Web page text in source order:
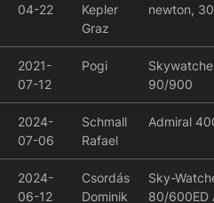
04-22
Kepler
Graz
newton,
2021-
07-12
Pogi
90/900
2024-
07-06
Schmall
Rafael
Admiral
2024-
06-12
Csordás
Dominik
Sky-
80/600ED